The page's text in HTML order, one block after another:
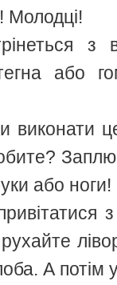
Молодці!
з
або
виконати
або ноги!
А потім